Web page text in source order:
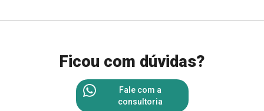
Ficou com dúvidas?
Fale com a
consultoria